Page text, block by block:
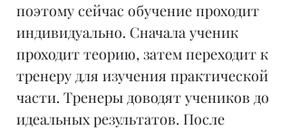
поэтому сейчас обучение проходит
индивидуально. Сначала ученик
проходит теорию, затем переходит к
тренеру для изучения практической
части. Тренеры доводят учеников до
идеальных результатов. После